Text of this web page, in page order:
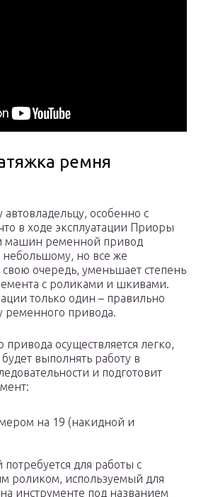
ремня
особенно с
в ходе эксплуатации Приоры
машин ременной привод
небольшому, но все же
очередь, уменьшает степень
с роликами и шкивами.
только один – правильно
ременного привода.
осуществляется легко,
выполнять работу в
и подготовит
на 19 (накидной и
для работы с
роликом, используемый для
инструменте под названием